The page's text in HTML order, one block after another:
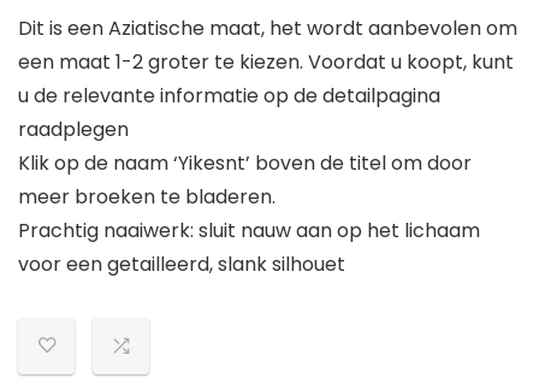
Dit is een Aziatische maat, het wordt aanbevolen om
een maat 1-2 groter te kiezen. Voordat u koopt, kunt
u de relevante informatie op de detailpagina
raadplegen
Klik op de naam ‘Yikesnt’ boven de titel om door
meer broeken te bladeren.
Prachtig naaiwerk: sluit nauw aan op het lichaam
voor een getailleerd, slank silhouet